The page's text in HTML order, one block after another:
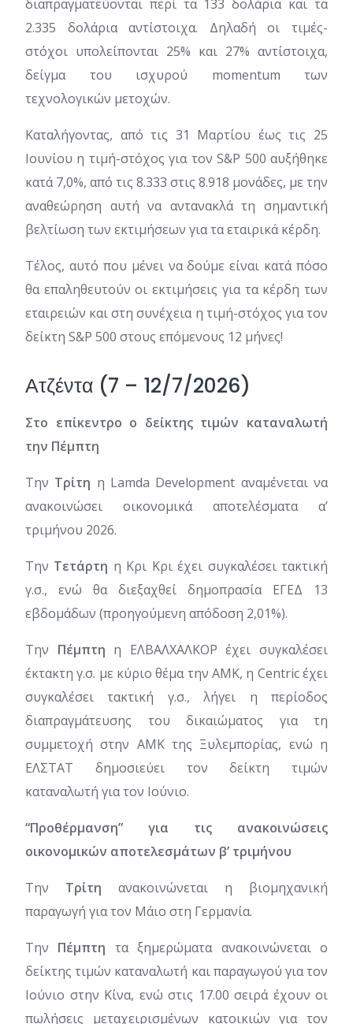
διαπραγματεύονται περί τα 133 δολάρια και τα
2.335 δολάρια αντίστοιχα. Δηλαδή οι τιμές-
στόχοι υπολείπονται 25% και 27% αντίστοιχα,
δείγμα του ισχυρού momentum των
τεχνολογικών μετοχών.
Καταλήγοντας, από τις 31 Μαρτίου έως τις 25
Ιουνίου η τιμή-στόχος για τον S&P 500 αυξήθηκε
κατά 7,0%, από τις 8.333 στις 8.918 μονάδες, με την
αναθεώρηση αυτή να αντανακλά τη σημαντική
βελτίωση των εκτιμήσεων για τα εταιρικά κέρδη.
Τέλος, αυτό που μένει να δούμε είναι κατά πόσο
θα επαληθευτούν οι εκτιμήσεις για τα κέρδη των
εταιρειών και στη συνέχεια η τιμή-στόχος για τον
δείκτη S&P 500 στους επόμενους 12 μήνες!
Ατζέντα (7 – 12/7/2026)
Στο επίκεντρο ο δείκτης τιμών καταναλωτή
την Πέμπτη
Την Τρίτη η Lamda Development αναμένεται να
ανακοινώσει οικονομικά αποτελέσματα α’
τριμήνου 2026.
Την Τετάρτη η Κρι Κρι έχει συγκαλέσει τακτική
γ.σ., ενώ θα διεξαχθεί δημοπρασία ΕΓΕΔ 13
εβδομάδων (προηγούμενη απόδοση 2,01%).
Την Πέμπτη η ΕΛΒΑΛΧΑΛΚΟΡ έχει συγκαλέσει
έκτακτη γ.σ. με κύριο θέμα την ΑΜΚ, η Centric έχει
συγκαλέσει τακτική γ.σ., λήγει η περίοδος
διαπραγμάτευσης του δικαιώματος για τη
συμμετοχή στην ΑΜΚ της Ξυλεμπορίας, ενώ η
ΕΛΣΤΑΤ δημοσιεύει τον δείκτη τιμών
καταναλωτή για τον Ιούνιο.
“Προθέρμανση” για τις ανακοινώσεις
οικονομικών αποτελεσμάτων β’ τριμήνου
Την Τρίτη ανακοινώνεται η βιομηχανική
παραγωγή για τον Μάιο στη Γερμανία.
Την Πέμπτη τα ξημερώματα ανακοινώνεται ο
δείκτης τιμών καταναλωτή και παραγωγού για τον
Ιούνιο στην Κίνα, ενώ στις 17.00 σειρά έχουν οι
πωλήσεις μεταχειρισμένων κατοικιών για τον